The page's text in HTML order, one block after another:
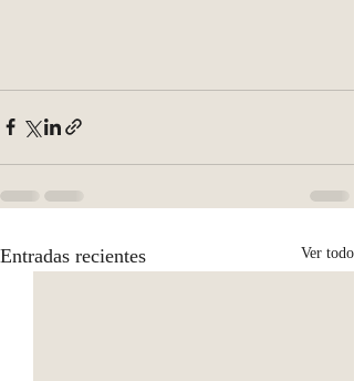
Entradas recientes Ver todo